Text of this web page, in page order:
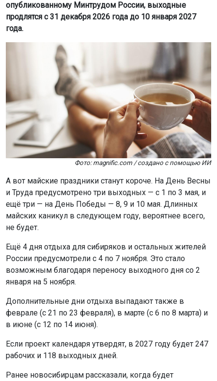
опубликованному Минтрудом России, выходные
продлятся с 31 декабря 2026 года до 10 января 2027
года.
Фото: magnific.com / создано с помощью ИИ
А вот майские праздники станут короче. На День Весны
и Труда предусмотрено три выходных — с 1 по 3 мая, и
ещё три — на День Победы — 8, 9 и 10 мая. Длинных
майских каникул в следующем году, вероятнее всего,
не будет.
Ещё 4 дня отдыха для сибиряков и остальных жителей
России предусмотрели с 4 по 7 ноября. Это стало
возможным благодаря переносу выходного дня со 2
января на 5 ноября.
Дополнительные дни отдыха выпадают также в
феврале (с 21 по 23 февраля), в марте (с 6 по 8 марта) и
в июне (с 12 по 14 июня).
Если проект календаря утвердят, в 2027 году будет 247
рабочих и 118 выходных дней.
Ранее новосибирцам рассказали, когда будет